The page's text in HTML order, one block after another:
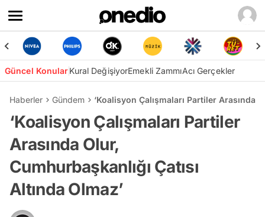
Güncel KonularKural DeğişiyorEmekli ZammıAcı Gerçekler
Haberler Gündem ‘Koalisyon Çalışmaları Partiler Arasında
‘Koalisyon Çalışmaları Partiler
Arasında Olur,
Cumhurbaşkanlığı Çatısı
Altında Olmaz’